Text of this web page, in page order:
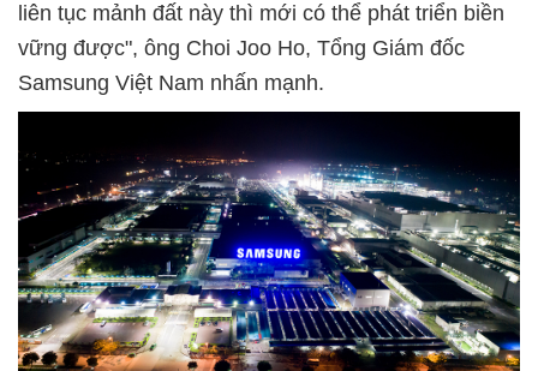
liên tục mảnh đất này thì mới có thể phát triển biền
vững được", ông Choi Joo Ho, Tổng Giám đốc
Samsung Việt Nam nhấn mạnh.